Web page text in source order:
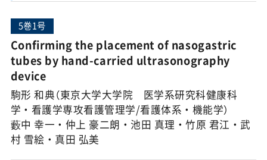
5巻1号
Confirming the placement of nasogastric
tubes by hand-carried ultrasonography
device
駒形 和典（東京大学大学院 医学系研究科健康科
学・看護学専攻看護管理学/看護体系・機能学）
藪中 幸一・仲上 豪二朗・池田 真理・竹原 君江・武
村 雪絵・真田 弘美